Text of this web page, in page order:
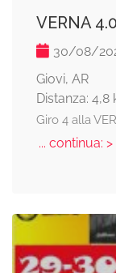
VERNA 4.0
30/08/
Giovi, AR
Distanza: 4,8
Giro 4 alla
... continua: >